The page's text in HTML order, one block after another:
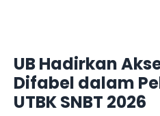
UB Hadirkan
Difabel dalam
UTBK SNBT 2026